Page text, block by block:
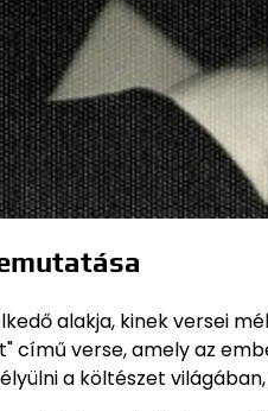
alakja, kinek versei
című verse, amely az
a költészet